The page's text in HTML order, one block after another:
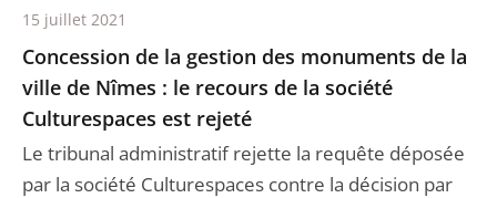
Concession de la gestion des monuments de la
ville de Nîmes : le recours de la société
Culturespaces est rejeté
Le tribunal administratif rejette la requête déposée
par la société Culturespaces contre la décision par
15 juillet 2021